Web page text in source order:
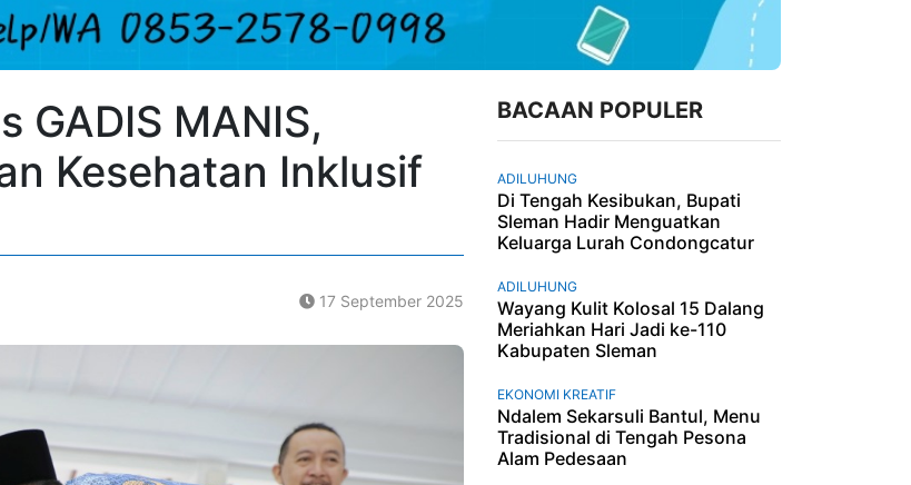
GADIS MANIS,
Kesehatan Inklusif
17 September 2025
BACAAN POPULER
ADILUHUNG
Di Tengah Kesibukan, Bupati
Sleman Hadir Menguatkan
Keluarga Lurah Condongcatur
ADILUHUNG
Wayang Kulit Kolosal 15 Dalang
Meriahkan Hari Jadi ke-110
Kabupaten Sleman
EKONOMI KREATIF
Ndalem Sekarsuli Bantul, Menu
Tradisional di Tengah Pesona
Alam Pedesaan